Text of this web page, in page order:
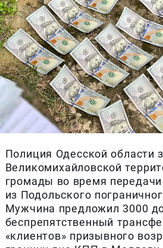
Полиция Одесской области
Великомихайловской
громады во время
из Подольского
Мужчина предложил 3000
беспрепятственный
«клиентов» призывного